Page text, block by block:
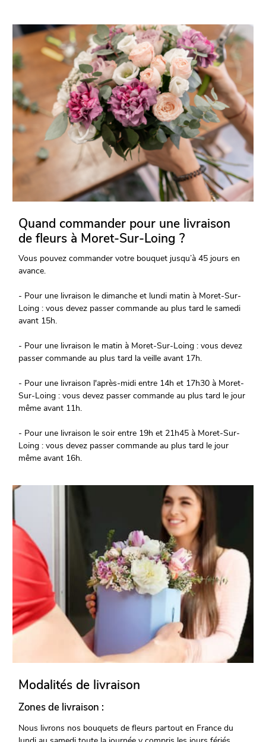
Quand commander pour une livraison
de fleurs à Moret-Sur-Loing ?
Vous pouvez commander votre bouquet jusqu’à 45 jours en
avance.
- Pour une livraison le dimanche et lundi matin à Moret-Sur-
Loing : vous devez passer commande au plus tard le samedi
avant 15h.
- Pour une livraison le matin à Moret-Sur-Loing : vous devez
passer commande au plus tard la veille avant 17h.
- Pour une livraison l'après-midi entre 14h et 17h30 à Moret-
Sur-Loing : vous devez passer commande au plus tard le jour
même avant 11h.
- Pour une livraison le soir entre 19h et 21h45 à Moret-Sur-
Loing : vous devez passer commande au plus tard le jour
même avant 16h.
Modalités de livraison
Zones de livraison :
Nous livrons nos bouquets de fleurs partout en France du